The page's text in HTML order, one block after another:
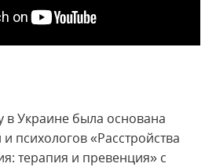
в Украине была основана
психологов «Расстройства
терапия и превенция» с